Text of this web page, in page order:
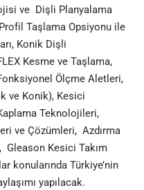
ve Dişli Planyalama
Taşlama Opsiyonu ile
Konik Dişli
Kesme ve Taşlama,
Ölçme Aletleri,
ve Konik), Kesici
Teknolojileri,
ve Çözümleri, Azdırma
Gleason Kesici Takım
konularında Türkiye’nin
yapılacak.